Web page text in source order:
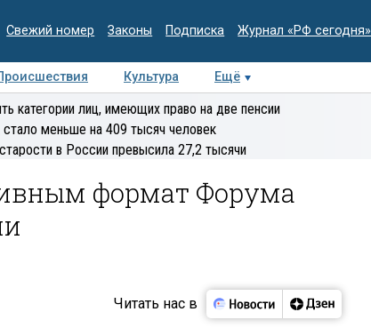
Свежий номер Законы Подписка Журнал «РФ сегодня»
Культура Ещё
Интервью Колумнисты
Деловая
категории лиц, имеющих право на две пенсии
меньше на 409 тысяч человек
в России превысила 27,2 тысячи
формат Форума
Читать нас в